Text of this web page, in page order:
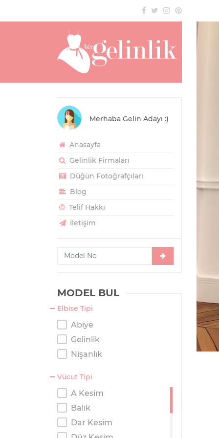
Merhaba Gelin Adayı :)
Anasayfa
Gelinlik Firmaları
Düğün Fotoğrafçıları
Blog
Telif Hakkı
İletişim
MODEL BUL
Elbise Tipi
Abiye
Gelinlik
Nişanlık
Vücut Tipi
A Kesim
Balık
Dar Kesim